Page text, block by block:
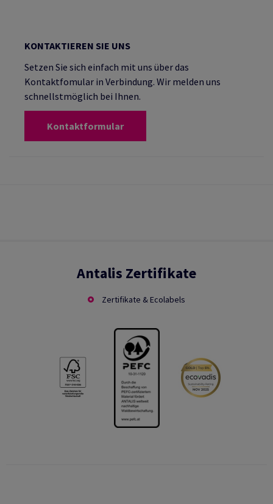
KONTAKTIEREN SIE UNS
Setzen Sie sich einfach mit uns über das
Kontaktfomular in Verbindung. Wir melden uns
schnellstmöglich bei Ihnen.
Kontaktformular
Antalis Zertifikate
Zertifikate & Ecolabels